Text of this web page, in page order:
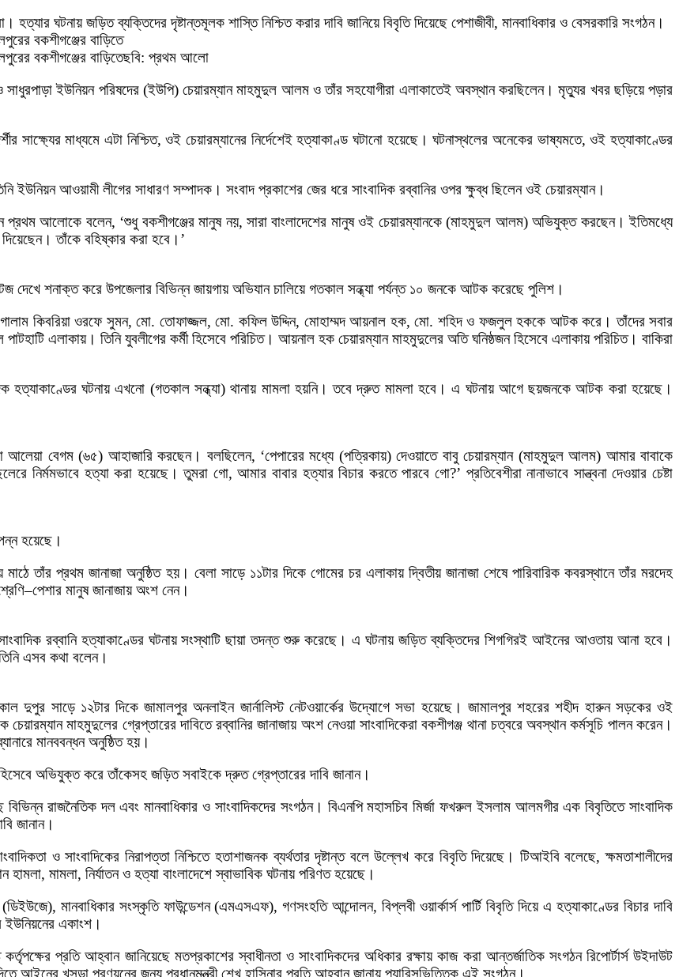
হত্যার ঘটনায় জড়িত ব্যক্তিদের দৃষ্টান্তমূলক শাস্তি নিশ্চিত করার দাবি জানিয়ে বিবৃতি দিয়েছে পেশাজীবী, মানবাধিকার ও বেসরকারি সংগঠন।
বকশীগঞ্জের বাড়িতে
বকশীগঞ্জের বাড়িতেছবি: প্রথম আলো
সাধুরপাড়া ইউনিয়ন পরিষদের (ইউপি) চেয়ারম্যান মাহমুদুল আলম ও তাঁর সহযোগীরা এলাকাতেই অবস্থান করছিলেন। মৃত্যুর খবর ছড়িয়ে পড়ার
সাক্ষ্যের মাধ্যমে এটা নিশ্চিত, ওই চেয়ারম্যানের নির্দেশেই হত্যাকাণ্ড ঘটানো হয়েছে। ঘটনাস্থলের অনেকের ভাষ্যমতে, ওই হত্যাকাণ্ডের
ইউনিয়ন আওয়ামী লীগের সাধারণ সম্পাদক। সংবাদ প্রকাশের জের ধরে সাংবাদিক রব্বানির ওপর ক্ষুব্ধ ছিলেন ওই চেয়ারম্যান।
আলোকে বলেন, ‘শুধু বকশীগঞ্জের মানুষ নয়, সারা বাংলাদেশের মানুষ ওই চেয়ারম্যানকে (মাহমুদুল আলম) অভিযুক্ত করছেন। ইতিমধ্যে
তাঁকে বহিষ্কার করা হবে।’
দেখে শনাক্ত করে উপজেলার বিভিন্ন জায়গায় অভিযান চালিয়ে গতকাল সন্ধ্যা পর্যন্ত ১০ জনকে আটক করেছে পুলিশ।
গোলাম কিবরিয়া ওরফে সুমন, মো. তোফাজ্জল, মো. কফিল উদ্দিন, মোহাম্মদ আয়নাল হক, মো. শহিদ ও ফজলুল হককে আটক করে। তাঁদের সবার
এলাকায়। তিনি যুবলীগের কর্মী হিসেবে পরিচিত। আয়নাল হক চেয়ারম্যান মাহমুদুলের অতি ঘনিষ্ঠজন হিসেবে এলাকায় পরিচিত। বাকিরা
হত্যাকাণ্ডের ঘটনায় এখনো (গতকাল সন্ধ্যা) থানায় মামলা হয়নি। তবে দ্রুত মামলা হবে। এ ঘটনায় আগে ছয়জনকে আটক করা হয়েছে।
আলেয়া বেগম (৬৫) আহাজারি করছেন। বলছিলেন, ‘পেপারের মধ্যে (পত্রিকায়) দেওয়াতে বাবু চেয়ারম্যান (মাহমুদুল আলম) আমার বাবাকে
হত্যা করা হয়েছে। তুমরা গো, আমার বাবার হত্যার বিচার করতে পারবে গো?’ প্রতিবেশীরা নানাভাবে সান্ত্বনা দেওয়ার চেষ্টা
হয়েছে।
তাঁর প্রথম জানাজা অনুষ্ঠিত হয়। বেলা সাড়ে ১১টার দিকে গোমের চর এলাকায় দ্বিতীয় জানাজা শেষে পারিবারিক কবরস্থানে তাঁর মরদেহ
মানুষ জানাজায় অংশ নেন।
রব্বানি হত্যাকাণ্ডের ঘটনায় সংস্থাটি ছায়া তদন্ত শুরু করেছে। এ ঘটনায় জড়িত ব্যক্তিদের শিগগিরই আইনের আওতায় আনা হবে।
তিনি এসব কথা বলেন।
দুপুর সাড়ে ১২টার দিকে জামালপুর অনলাইন জার্নালিস্ট নেটওয়ার্কের উদ্যোগে সভা হয়েছে। জামালপুর শহরের শহীদ হারুন সড়কের ওই
মাহমুদুলের গ্রেপ্তারের দাবিতে রব্বানির জানাজায় অংশ নেওয়া সাংবাদিকেরা বকশীগঞ্জ থানা চত্বরে অবস্থান কর্মসূচি পালন করেন।
মানববন্ধন অনুষ্ঠিত হয়।
অভিযুক্ত করে তাঁকেসহ জড়িত সবাইকে দ্রুত গ্রেপ্তারের দাবি জানান।
বিভিন্ন রাজনৈতিক দল এবং মানবাধিকার ও সাংবাদিকদের সংগঠন। বিএনপি মহাসচিব মির্জা ফখরুল ইসলাম আলমগীর এক বিবৃতিতে সাংবাদিক
জানান।
ও সাংবাদিকের নিরাপত্তা নিশ্চিতে হতাশাজনক ব্যর্থতার দৃষ্টান্ত বলে উল্লেখ করে বিবৃতি দিয়েছে। টিআইবি বলেছে, ক্ষমতাশালীদের
মামলা, নির্যাতন ও হত্যা বাংলাদেশে স্বাভাবিক ঘটনায় পরিণত হয়েছে।
মানবাধিকার সংস্কৃতি ফাউন্ডেশন (এমএসএফ), গণসংহতি আন্দোলন, বিপ্লবী ওয়ার্কার্স পার্টি বিবৃতি দিয়ে এ হত্যাকাণ্ডের বিচার দাবি
ইউনিয়নের একাংশ।
প্রতি আহ্বান জানিয়েছে মতপ্রকাশের স্বাধীনতা ও সাংবাদিকদের অধিকার রক্ষায় কাজ করা আন্তর্জাতিক সংগঠন রিপোর্টার্স উইদাউট
আইনের খসড়া প্রণয়নের জন্য প্রধানমন্ত্রী শেখ হাসিনার প্রতি আহ্বান জানায় প্যারিসভিত্তিক এই সংগঠন।